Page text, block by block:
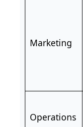
Marketing
Operations